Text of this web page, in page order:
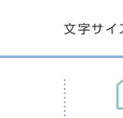
文字サイ